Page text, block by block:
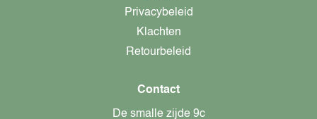
Privacybeleid
Klachten
Retourbeleid
Contact
De smalle zijde 9c